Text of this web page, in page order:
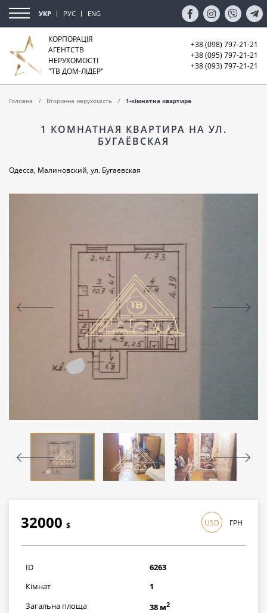
УКР РУС ENG
КОРПОРАЦІЯ
АГЕНТСТВ
НЕРУХОМОСТІ
"ТВ ДОМ-ЛІДЕР"
+38 (098) 797-21-21
+38 (095) 797-21-21
+38 (093) 797-21-21
Головна Вторинна нерухомість 1-кімнатна квартира
1 КОМНАТНАЯ КВАРТИРА НА УЛ.
БУГАЁВСКАЯ
Одесса, Малиновский, ул. Бугаевская
32000 $
928000грн
USD ГРН
ID
6263
Кімнат
1
Загальна площа
38 м2